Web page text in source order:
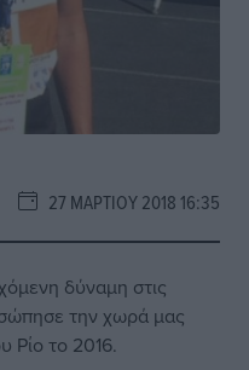
27 ΜΑΡΤΊΟΥ 2018 16:35
δύναμη στις
την χωρά μας
Ρίο το 2016.